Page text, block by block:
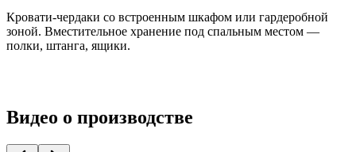
Кровати-чердаки со встроенным шкафом или гардеробной
зоной. Вместительное хранение под спальным местом —
полки, штанга, ящики.
Видео о производстве